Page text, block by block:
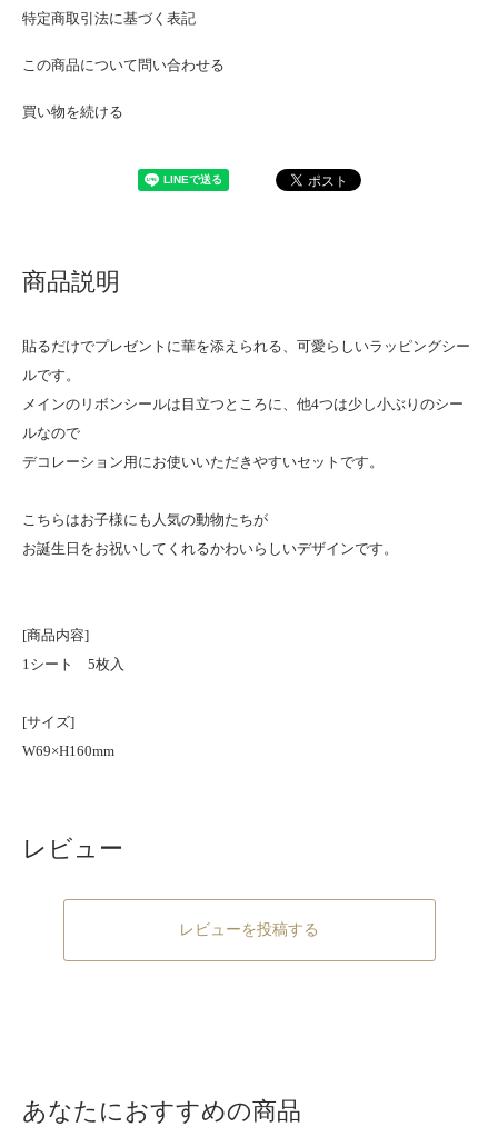
特定商取引法に基づく表記
この商品について問い合わせる
買い物を続ける
商品説明
貼るだけでプレゼントに華を添えられる、可愛らしいラッピングシー
ルです。
メインのリボンシールは目立つところに、他4つは少し小ぶりのシー
ルなので
デコレーション用にお使いいただきやすいセットです。
こちらはお子様にも人気の動物たちが
お誕生日をお祝いしてくれるかわいらしいデザインです。
[商品内容]
1シート 5枚入
[サイズ]
W69×H160mm
レビュー
レビューを投稿する
あなたにおすすめの商品